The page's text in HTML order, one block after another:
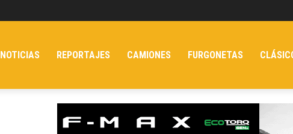
NOTICIAS REPORTAJES CAMIONES FURGONETAS